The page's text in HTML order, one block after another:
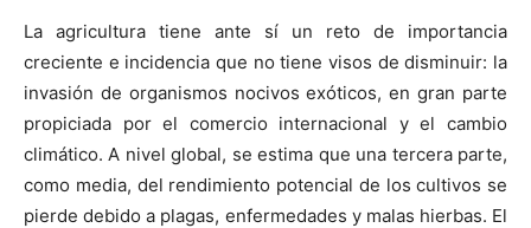
La agricultura tiene ante sí un reto de importancia
creciente e incidencia que no tiene visos de disminuir: la
invasión de organismos nocivos exóticos, en gran parte
propiciada por el comercio internacional y el cambio
climático. A nivel global, se estima que una tercera parte,
como media, del rendimiento potencial de los cultivos se
pierde debido a plagas, enfermedades y malas hierbas. El